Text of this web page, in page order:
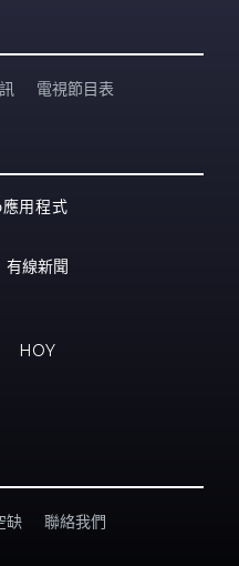
電視節目表
應用程式
有線新聞
HOY
缺 聯絡我們